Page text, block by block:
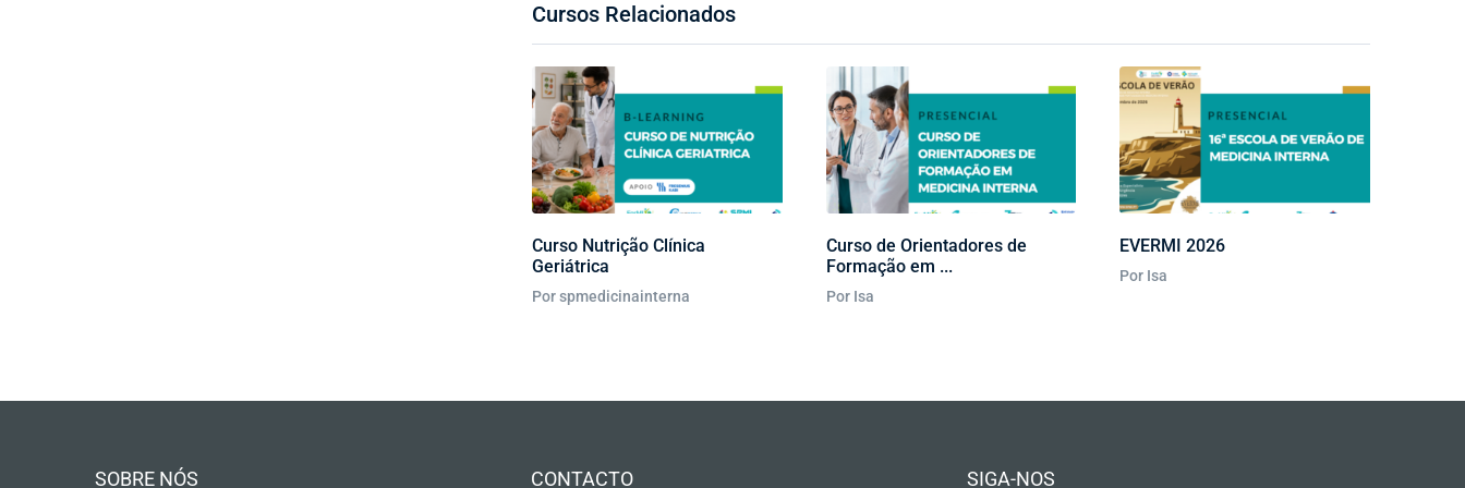
Cursos Relacionados
Curso Nutrição Clínica
Geriátrica
Por spmedicinainterna
Curso de Orientadores de
Formação em ...
Por Isa
EVERMI 2026
Por Isa
SOBRE NÓS CONTACTO SIGA-NOS